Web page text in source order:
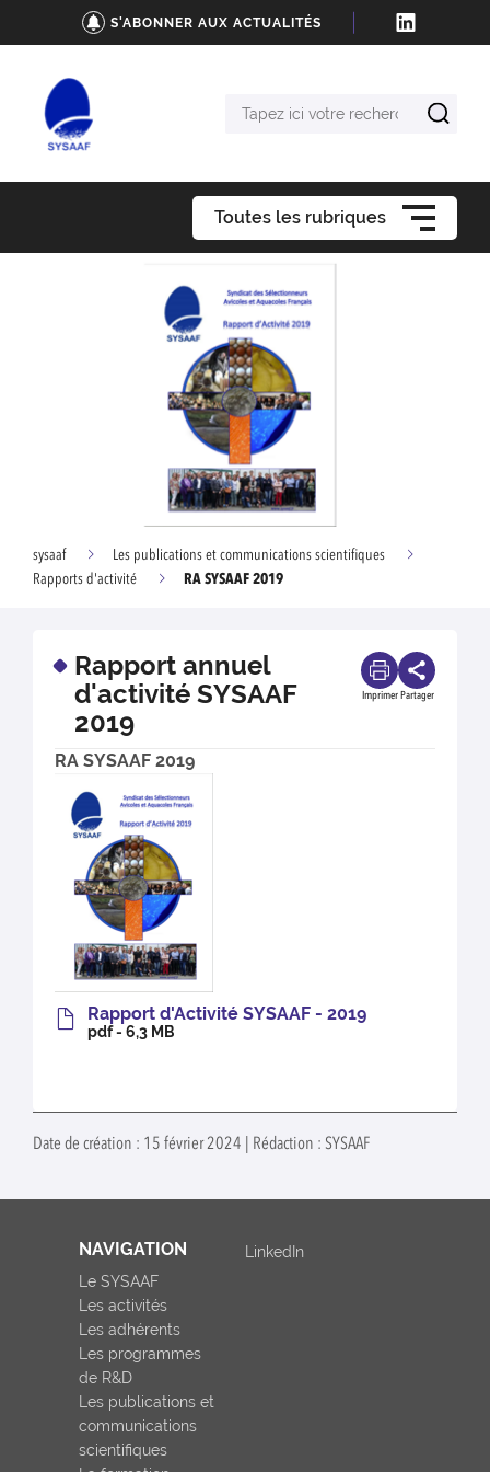
S'ABONNER AUX ACTUALITÉS
Toutes les rubriques
sysaaf
Les publications et communications scientifiques
Rapports d'activité
RA SYSAAF 2019
Rapport annuel
d'activité SYSAAF
2019
Imprimer Partager
RA SYSAAF 2019
Rapport d'Activité SYSAAF - 2019
pdf - 6,3 MB
Date de création : 15 février 2024 | Rédaction : SYSAAF
NAVIGATION
Le SYSAAF
Les activités
Les adhérents
Les programmes
de R&D
Les publications et
communications
scientifiques
LinkedIn